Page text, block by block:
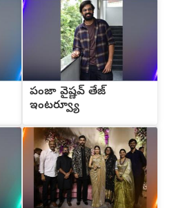
పంజా వైష్ణవ్ తేజ్
ఇంటర్వ్యూ